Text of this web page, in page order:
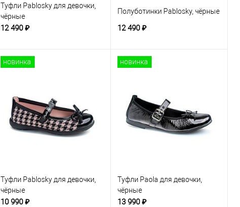
Туфли Pablosky для девочки,
чёрные
12 490 ₽
Полуботинки Pablosky, чёрные
12 490 ₽
новинка
Туфли Pablosky для девочки,
чёрные
10 990 ₽
новинка
Туфли Paola для девочки,
чёрные
13 990 ₽